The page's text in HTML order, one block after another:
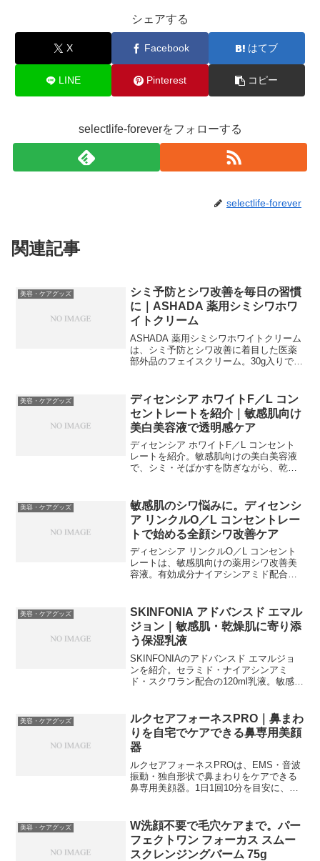
シェアする
X Facebook はてブ
LINE Pinterest コピー
selectlife-foreverをフォローする
selectlife-forever
関連記事
美容・ケアグッズ
シミ予防とシワ改善を毎日の習慣
に｜ASHADA 薬用シミシワホワ
イトクリーム
ASHADA 薬用シミシワホワイトクリーム
は、シミ予防とシワ改善に着目した医薬
部外品のフェイスクリーム。30g入りで、
美容・ケアグッズ
ディセンシア ホワイトF／L コン
セントレートを紹介｜敏感肌向け
美白美容液で透明感ケア
ディセンシア ホワイトF／L コンセント
レートを紹介。敏感肌向けの美白美容液
で、シミ・そばかすを防ぎながら、乾燥
美容・ケアグッズ
敏感肌のシワ悩みに。ディセンシ
ア リンクルO／L コンセントレー
トで始める全顔シワ改善ケア
ディセンシア リンクルO／L コンセント
レートは、敏感肌向けの薬用シワ改善美
容液。有効成分ナイアシンアミド配合、
わかりやすく紹介します。
美容・ケアグッズ
SKINFONIA アドバンスド エマル
ジョン｜敏感肌・乾燥肌に寄り添
う保湿乳液
SKINFONIAのアドバンスド エマルジョ
ンを紹介。セラミド・ナイアシンアミ
ド・スクワラン配合の120ml乳液。敏感肌
湿ケアにおすすめです。
美容・ケアグッズ
ルクセアフォーネスPRO｜鼻まわ
りを自宅でケアできる鼻専用美顔
器
ルクセアフォーネスPROは、EMS・音波
振動・独自形状で鼻まわりをケアできる
鼻専用美顔器。1日1回10分を目安に、自
美容・ケアグッズ
W洗顔不要で毛穴ケアまで。パー
フェクトワン フォーカス スムー
スクレンジングバーム 75g